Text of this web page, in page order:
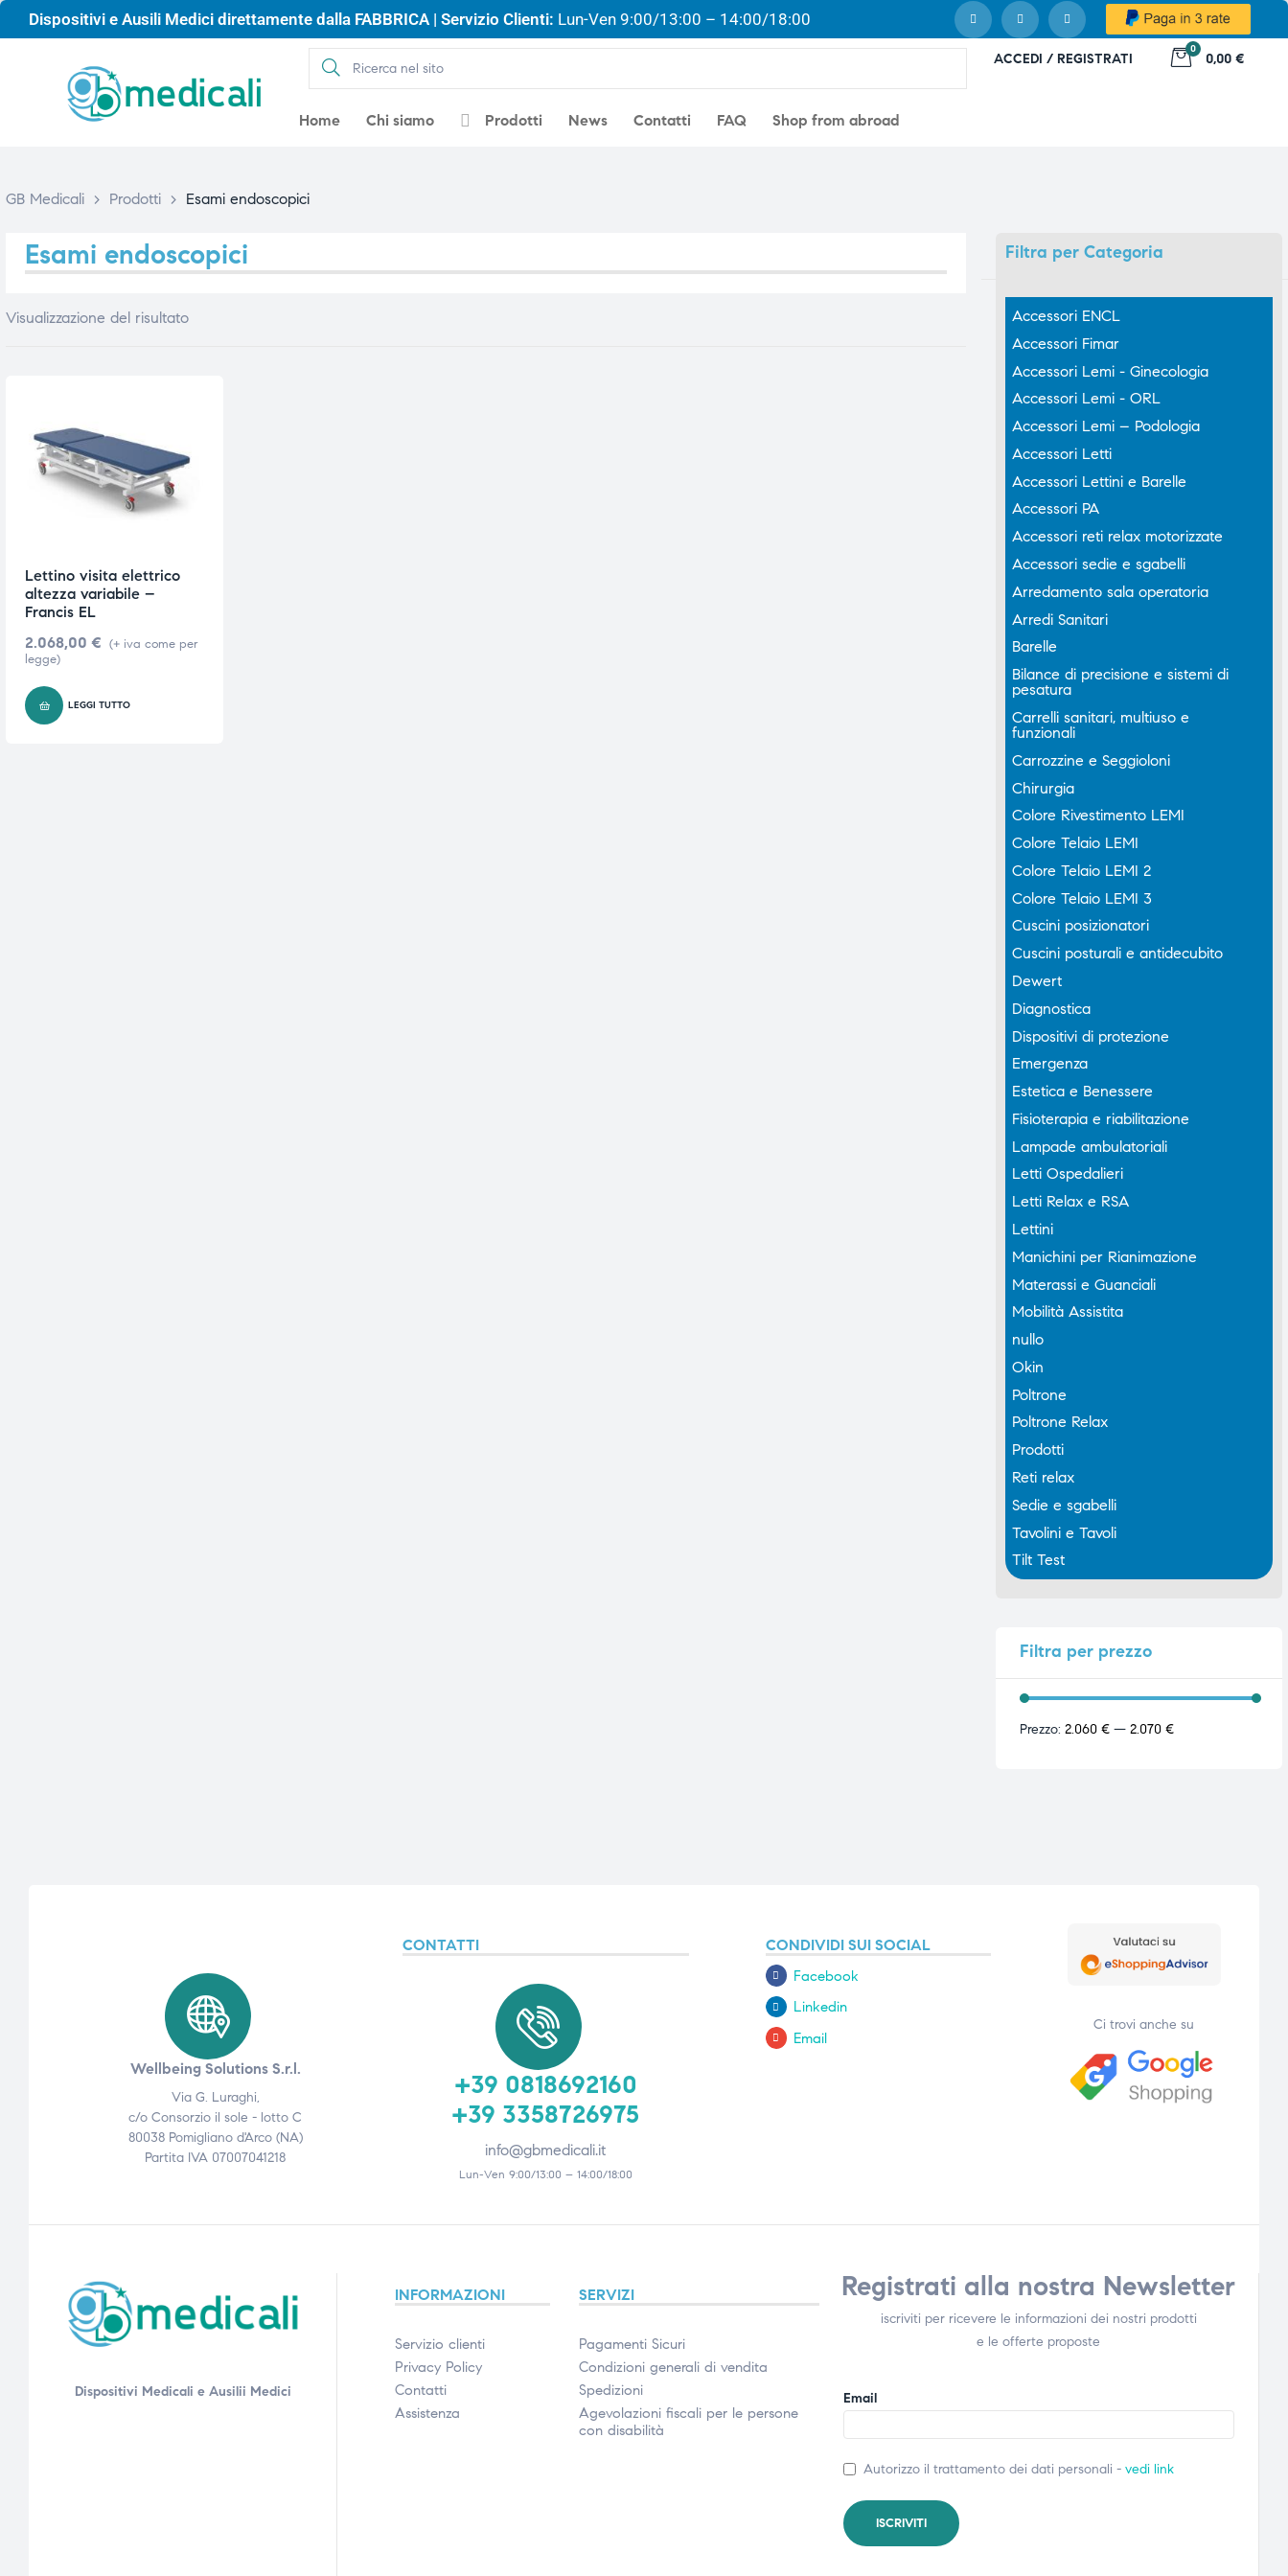
Dispositivi e Ausili Medici direttamente dalla FABBRICA | Servizio Clienti: Lun-Ven 9:00/13:00 – 14:00/18:00
ACCEDI / REGISTRATI
0
0,00 €
di
Home Chi siamo Prodotti News Contatti FAQ Shop from abroad
GB Medicali > Prodotti > Esami endoscopici
Esami endoscopici
Visualizzazione del risultato
Lettino visita elettrico
altezza variabile –
Francis EL
2.068,00 € (+ iva come per
legge)
LEGGI TUTTO
Filtra per Categoria
Accessori ENCL
Accessori Fimar
Accessori Lemi - Ginecologia
Accessori Lemi - ORL
Accessori Lemi – Podologia
Accessori Letti
Accessori Lettini e Barelle
Accessori PA
Accessori reti relax motorizzate
Accessori sedie e sgabelli
Arredamento sala operatoria
Arredi Sanitari
Barelle
Bilance di precisione e sistemi di
pesatura
Carrelli sanitari, multiuso e
funzionali
Carrozzine e Seggioloni
Chirurgia
Colore Rivestimento LEMI
Colore Telaio LEMI
Colore Telaio LEMI 2
Colore Telaio LEMI 3
Cuscini posizionatori
Cuscini posturali e antidecubito
Dewert
Diagnostica
Dispositivi di protezione
Emergenza
Estetica e Benessere
Fisioterapia e riabilitazione
Lampade ambulatoriali
Letti Ospedalieri
Letti Relax e RSA
Lettini
Manichini per Rianimazione
Materassi e Guanciali
Mobilità Assistita
nullo
Okin
Poltrone
Poltrone Relax
Prodotti
Reti relax
Sedie e sgabelli
Tavolini e Tavoli
Tilt Test
Filtra per prezzo
Prezzo: 2.060 € — 2.070 €
Wellbeing Solutions S.r.l.
Via G. Luraghi,
c/o Consorzio il sole - lotto C
80038 Pomigliano d'Arco (NA)
Partita IVA 07007041218
CONTATTI
+39 0818692160
+39 3358726975
info@gbmedicali.it
Lun-Ven 9:00/13:00 – 14:00/18:00
CONDIVIDI SUI SOCIAL
Facebook
Linkedin
Email
Ci trovi anche su
Dispositivi Medicali e Ausilii Medici
INFORMAZIONI
Servizio clienti
Privacy Policy
Contatti
Assistenza
SERVIZI
Pagamenti Sicuri
Condizioni generali di vendita
Spedizioni
Agevolazioni fiscali per le persone
con disabilità​
Registrati alla nostra Newsletter
iscriviti per ricevere le informazioni dei nostri prodotti
e le offerte proposte
Email
Autorizzo il trattamento dei dati personali - vedi link
di